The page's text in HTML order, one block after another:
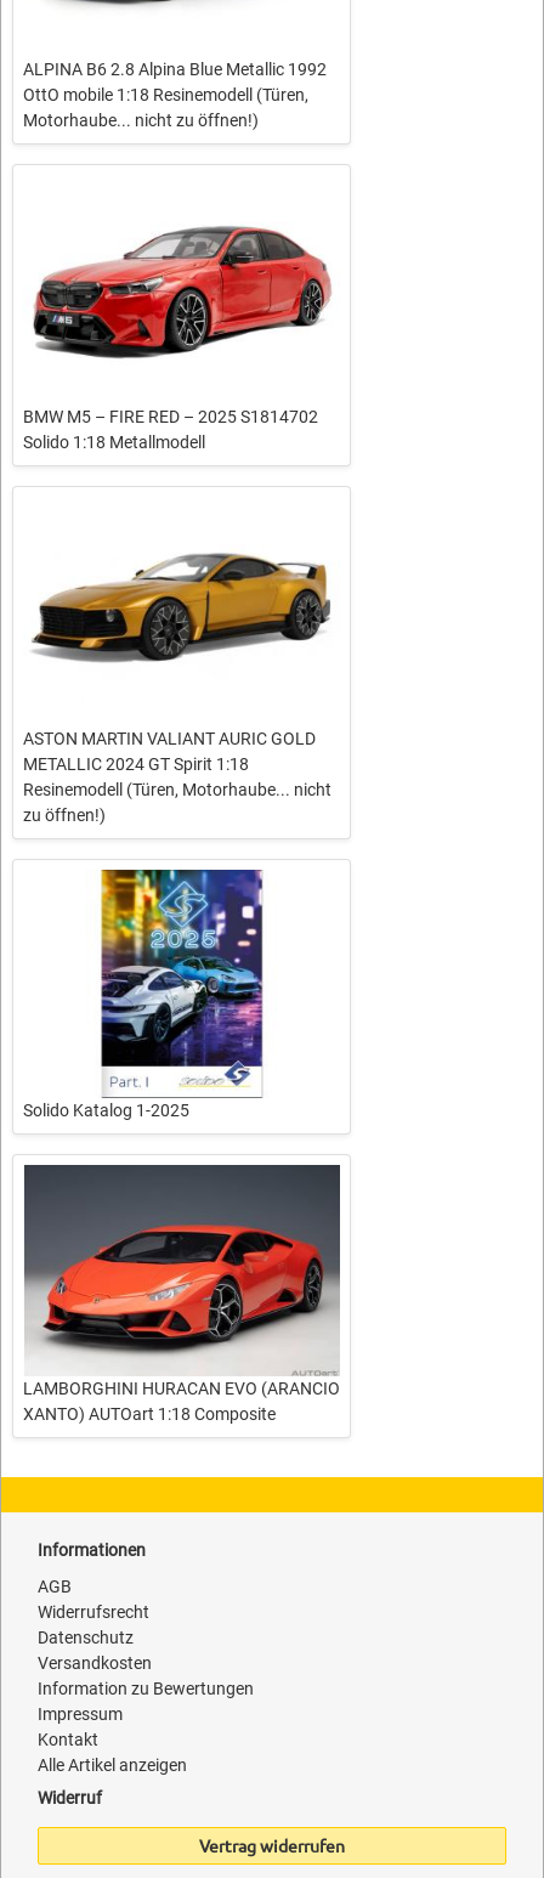
ALPINA B6 2.8 Alpina Blue Metallic 1992
OttO mobile 1:18 Resinemodell (Türen,
Motorhaube... nicht zu öffnen!)
BMW M5 – FIRE RED – 2025 S1814702
Solido 1:18 Metallmodell
ASTON MARTIN VALIANT AURIC GOLD
METALLIC 2024 GT Spirit 1:18
Resinemodell (Türen, Motorhaube... nicht
zu öffnen!)
Solido Katalog 1-2025
LAMBORGHINI HURACAN EVO (ARANCIO
XANTO) AUTOart 1:18 Composite
Informationen
AGB
Widerrufsrecht
Datenschutz
Versandkosten
Information zu Bewertungen
Impressum
Kontakt
Alle Artikel anzeigen
Widerruf
Vertrag widerrufen